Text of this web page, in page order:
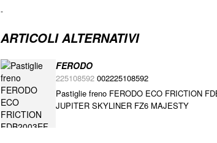
-
ARTICOLI ALTERNATIVI
FERODO
225108592 002225108592
Pastiglie freno FERODO ECO FRICTION
JUPITER SKYLINER FZ6 MAJESTY